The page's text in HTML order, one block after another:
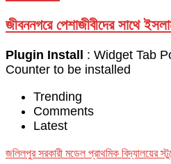
জীবননগরে পেশাজীবীদের সাথে
Plugin Install : Widget Tab
Counter to be installed
Trending
Comments
Latest
জলিলপুর সরকারী মডেল প্রাথমিক বিদ্যালয়ের